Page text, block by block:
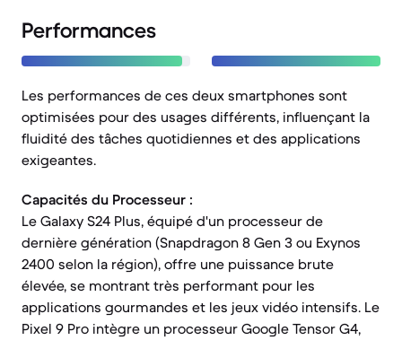
Performances
Les performances de ces deux smartphones sont
optimisées pour des usages différents, influençant la
fluidité des tâches quotidiennes et des applications
exigeantes.
Capacités du Processeur :
Le Galaxy S24 Plus, équipé d'un processeur de
dernière génération (Snapdragon 8 Gen 3 ou Exynos
2400 selon la région), offre une puissance brute
élevée, se montrant très performant pour les
applications gourmandes et les jeux vidéo intensifs. Le
Pixel 9 Pro intègre un processeur Google Tensor G4,